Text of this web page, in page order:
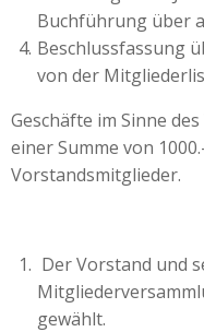
Buchführung über
Beschlussfassung
von der
Geschäfte im Sinne
einer Summe von
Vorstandsmitglieder.
Der Vorstand und
gewählt.